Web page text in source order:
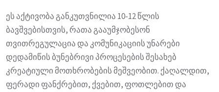
ეს აქტივობა განკუთვნილია 10-12 წლის
ბავშვებისთვის, რათა გააუმჯობესონ
თვითრეგულაცია და კომუნიკაციის უნარები
დედამიწის ბუნებრივი პროცესების შესახებ
კრეატიული მოთხრობების მეშვეობით. ქაღალდით,
ფერადი ფანქრებით, ქვებით, ფოთლებით და